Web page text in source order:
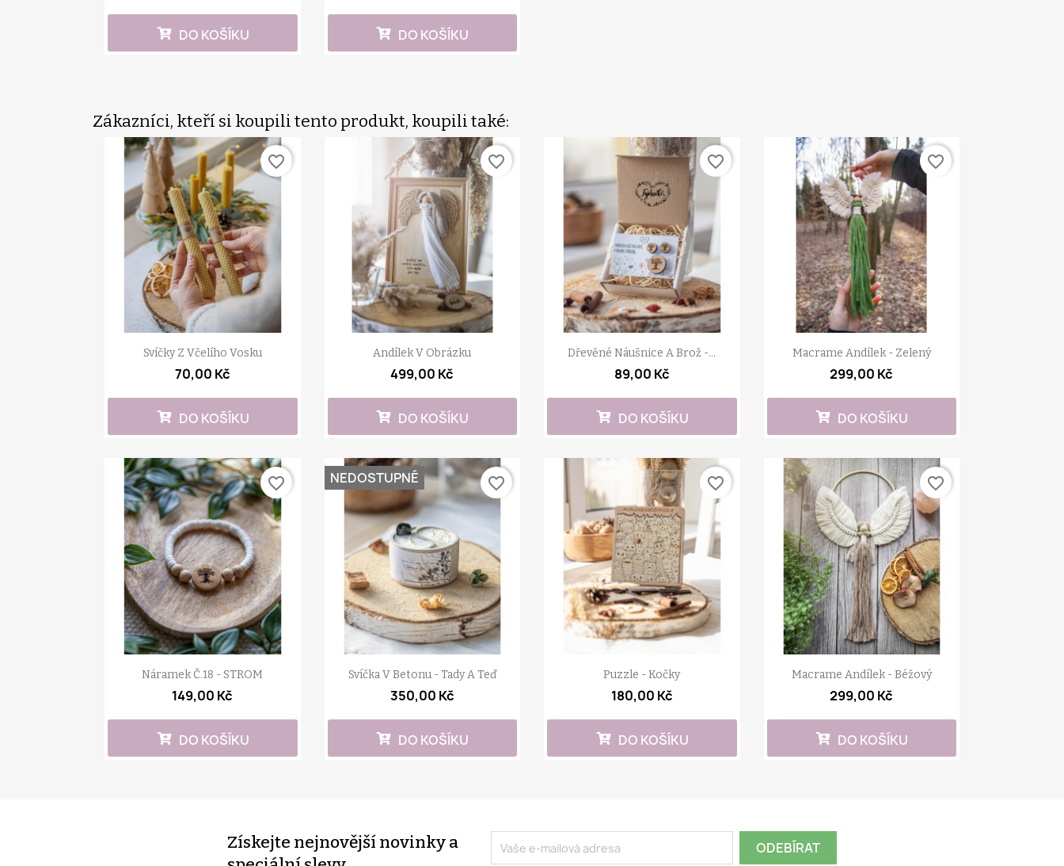
DO KOŠÍKU DO KOŠÍKU
Zákazníci, kteří si koupili tento produkt, koupili také:
Svíčky Z Včelího Vosku
70,00 Kč
DO KOŠÍKU
favorite_border
Andílek V Obrázku
499,00 Kč
DO KOŠÍKU
favorite_border
Dřevěné Náušnice A Brož -...
89,00 Kč
DO KOŠÍKU
favorite_border
Macrame Andílek - Zelený
299,00 Kč
DO KOŠÍKU
favorite_border
Náramek Č.18 - STROM
149,00 Kč
DO KOŠÍKU
favorite_border
Svíčka V Betonu - Tady A Teď
350,00 Kč
NEDOSTUPNÉ
DO KOŠÍKU
favorite_border
Puzzle - Kočky
180,00 Kč
DO KOŠÍKU
favorite_border
Macrame Andílek - Béžový
299,00 Kč
DO KOŠÍKU
favorite_border
Získejte nejnovější novinky a